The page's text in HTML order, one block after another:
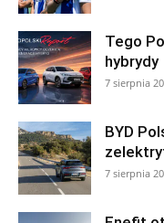
Tego
hybrydy
7 sierpnia
BYD
7 sierpnia